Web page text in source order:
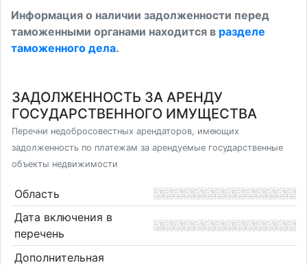
Информация о наличии задолженности перед
таможенными органами находится в разделе
таможенного дела.
ЗАДОЛЖЕННОСТЬ ЗА АРЕНДУ
ГОСУДАРСТВЕННОГО ИМУЩЕСТВА
Перечни недобросовестных арендаторов, имеющих
задолженность по платежам за арендуемые государственные
объекты недвижимости
Область
Дата включения в
перечень
Дополнительная